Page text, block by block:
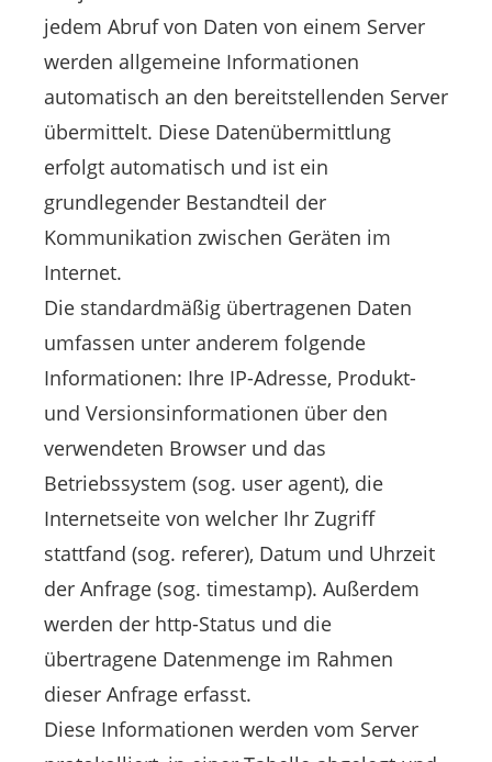
jedem Abruf von Daten von einem Server
werden allgemeine Informationen
automatisch an den bereitstellenden Server
übermittelt. Diese Datenübermittlung
erfolgt automatisch und ist ein
grundlegender Bestandteil der
Kommunikation zwischen Geräten im
Internet.
Die standardmäßig übertragenen Daten
umfassen unter anderem folgende
Informationen: Ihre IP-Adresse, Produkt-
und Versionsinformationen über den
verwendeten Browser und das
Betriebssystem (sog. user agent), die
Internetseite von welcher Ihr Zugriff
stattfand (sog. referer), Datum und Uhrzeit
der Anfrage (sog. timestamp). Außerdem
werden der http-Status und die
übertragene Datenmenge im Rahmen
dieser Anfrage erfasst.
Diese Informationen werden vom Server